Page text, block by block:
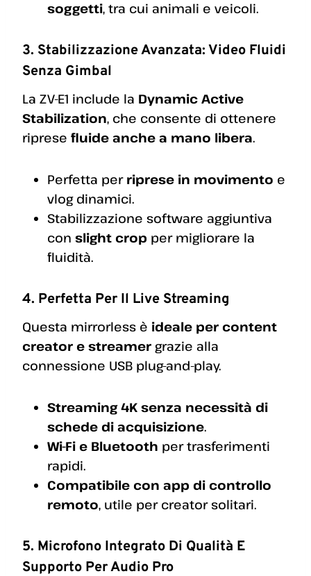
soggetti, tra cui animali e veicoli.
3. Stabilizzazione Avanzata: Video Fluidi
Senza Gimbal
La ZV-E1 include la Dynamic Active
Stabilization, che consente di ottenere
riprese fluide anche a mano libera.
Perfetta per riprese in movimento e
vlog dinamici.
Stabilizzazione software aggiuntiva
con slight crop per migliorare la
fluidità.
4. Perfetta Per Il Live Streaming
Questa mirrorless è ideale per content
creator e streamer grazie alla
connessione USB plug-and-play.
Streaming 4K senza necessità di
schede di acquisizione.
Wi-Fi e Bluetooth per trasferimenti
rapidi.
Compatibile con app di controllo
remoto, utile per creator solitari.
5. Microfono Integrato Di Qualità E
Supporto Per Audio Pro